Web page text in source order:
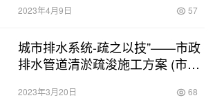
2023年4月9日 57
城市排水系统-疏之以技”——市政
排水管道清淤疏浚施工方案 (市政
2023年3月20日 68